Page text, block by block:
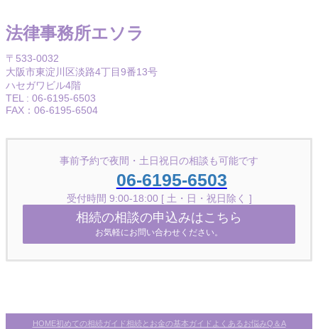
法律事務所エソラ
〒533-0032
大阪市東淀川区淡路4丁目9番13号
ハセガワビル4階
TEL : 06-6195-6503
FAX：06-6195-6504
事前予約で夜間・土日祝日の相談も可能です
06-6195-6503
受付時間 9:00-18:00 [ 土・日・祝日除く ]
相続の相談の申込みはこちら
お気軽にお問い合わせください。
HOME初めての相続ガイド相続とお金の基本ガイド よくあるお悩みQ＆A